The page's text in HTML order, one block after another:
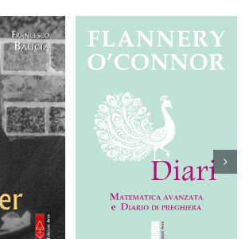
STORIA
FAMIGLIA & EDUCAZIONE
BIOGRAFIE
ATTUALITÀ